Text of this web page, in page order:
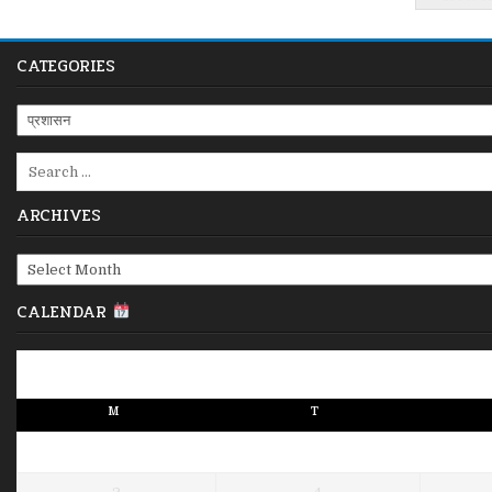
CATEGORIES
Categories
ARCHIVES
Archives
CALENDAR
M T